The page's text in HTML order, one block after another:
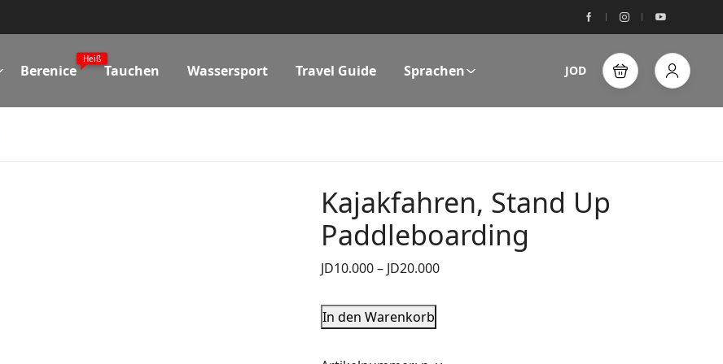
Berenice
Heiß
Tauchen Wassersport Travel Guide Sprachen JOD
Kajakfahren, Stand Up
Paddleboarding
JD10.000– JD20.000
In den Warenkorb